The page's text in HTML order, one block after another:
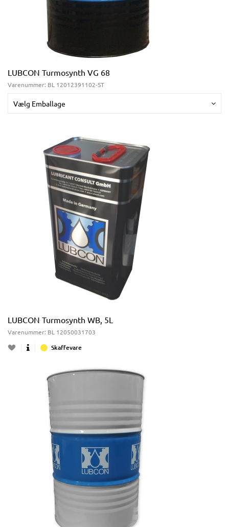
LUBCON Turmosynth VG 68
Varenummer: BL 12012391102-ST
Vælg Emballage
LUBCON Turmosynth WB, 5L
Varenummer: BL 12050031703
Skaffevare